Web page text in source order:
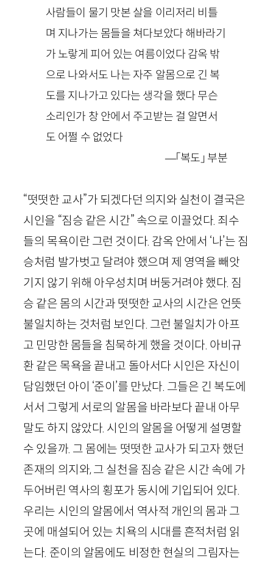
사람들이 물기 맛본 살을 이리저리 비틀
며 지나가는 몸들을 쳐다보았다 해바라기
가 노랗게 피어 있는 여름이었다 감옥 밖
으로 나와서도 나는 자주 알몸으로 긴 복
도를 지나가고 있다는 생각을 했다 무슨
소리인가 창 안에서 주고받는 걸 알면서
도 어쩔 수 없었다
—「복도」 부분
“떳떳한 교사”가 되겠다던 의지와 실천이 결국은
시인을 “짐승 같은 시간” 속으로 이끌었다. 죄수
들의 목욕이란 그런 것이다. 감옥 안에서 ‘나’는 짐
승처럼 발가벗고 달려야 했으며 제 영역을 빼앗
기지 않기 위해 아우성치며 버둥거려야 했다. 짐
승 같은 몸의 시간과 떳떳한 교사의 시간은 언뜻
불일치하는 것처럼 보인다. 그런 불일치가 아프
고 민망한 몸들을 침묵하게 했을 것이다. 아비규
환 같은 목욕을 끝내고 돌아서다 시인은 자신이
담임했던 아이 ‘준이’를 만났다. 그들은 긴 복도에
서서 그렇게 서로의 알몸을 바라보다 끝내 아무
말도 하지 않았다. 시인의 알몸을 어떻게 설명할
수 있을까. 그 몸에는 떳떳한 교사가 되고자 했던
존재의 의지와, 그 실천을 짐승 같은 시간 속에 가
두어버린 역사의 횡포가 동시에 기입되어 있다.
우리는 시인의 알몸에서 역사적 개인의 몸과 그
곳에 매설되어 있는 치욕의 시대를 흔적처럼 읽
는다. 준이의 알몸에도 비정한 현실의 그림자는